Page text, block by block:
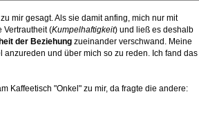
mir gesagt. Als sie damit anfing, mich nur mit
Vertrautheit (Kumpelhaftigkeit) und ließ es deshalb
der Beziehung zueinander verschwand. Meine
und über mich so zu reden. Ich fand das
Kaffeetisch "Onkel" zu mir, da fragte die andere: